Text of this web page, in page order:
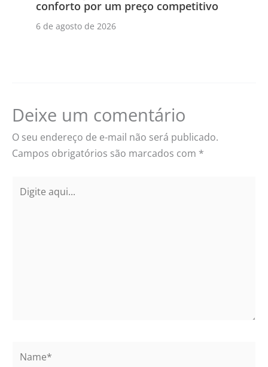
conforto por um preço competitivo
6 de agosto de 2026
Deixe um comentário
O seu endereço de e-mail não será publicado.
Campos obrigatórios são marcados com *
aqui...